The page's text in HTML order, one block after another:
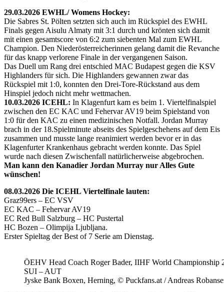
29.03.2026 EWHL/ Womens Hockey:
Die Sabres St. Pölten setzten sich auch im Rückspiel des EWHL
Finals gegen Aisulu Almaty mit 3:1 durch und krönten sich damit
mit einen gesamtscore von 6:2 zum siebenten Mal zum EWHL
Champion. Den Niederösterreicherinnen gelang damit die Revanche
für das knapp verlorene Finale in der vergangenen Saison.
Das Duell um Rang drei entschied MAC Budapest gegen die KSV
Highlanders für sich. Die Highlanders gewannen zwar das
Rückspiel mit 1:0, konnten den Drei-Tore-Rückstand aus dem
Hinspiel jedoch nicht mehr wettmachen.
10.03.2026 ICEHL: In Klagenfurt kam es beim 1. Viertelfinalspiel
zwischen den EC KAC und Fehervar AV19 beim Spielstand von
1:0 für den KAC zu einen medizinischen Notfall. Jordan Murray
brach in der 18.Spielminute abseits des Spielgeschehens auf dem Eis
zusammen und musste lange reanimiert werden bevor er in das
Klagenfurter Krankenhaus gebracht werden konnte. Das Spiel
wurde nach diesen Zwischenfall natürlicherweise abgebrochen.
Man kann den Kanadier Jordan Murray nur Alles Gute
wünschen!
08.03.2026 Die ICEHL Viertelfinale lauten:
Graz99ers – EC VSV
EC KAC – Fehervar AV19
EC Red Bull Salzburg – HC Pustertal
HC Bozen – Olimpija Ljubljana.
Erster Spieltag der Best of 7 Serie am Dienstag.
ÖEHV Head Coach Roger Bader, IIHF World Championship
SUI – AUT
Jyske Bank Boxen, Herning, © Puckfans.at / Andreas